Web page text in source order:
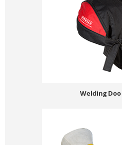
Welding Doo